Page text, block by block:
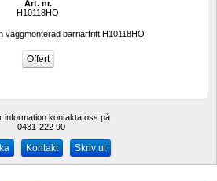
Art. nr.
H10118HO
väggmonterad barriärfritt H10118HO
information kontakta oss på
0431-222 90
Kontakt Skriv ut